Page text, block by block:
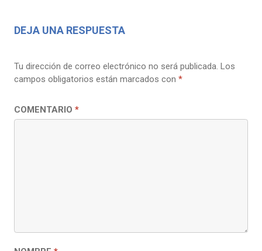
DEJA UNA RESPUESTA
Tu dirección de correo electrónico no será publicada. Los
campos obligatorios están marcados con *
COMENTARIO *